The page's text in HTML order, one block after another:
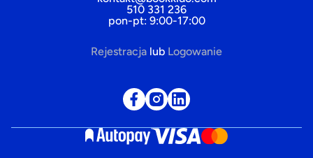
510 331 236
pon-pt: 9:00-17:00
Rejestracja lub Logowanie